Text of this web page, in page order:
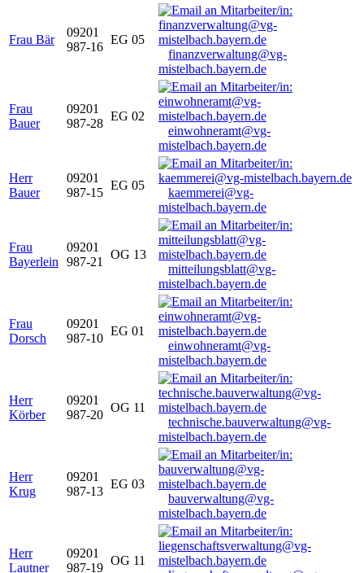
Frau Bär
09201
987-16
EG 05
finanzverwaltung@vg-
mistelbach.bayern.de
Frau
Bauer
09201
987-28
EG 02
einwohneramt@vg-
mistelbach.bayern.de
Herr
Bauer
09201
987-15
EG 05
kaemmerei@vg-
mistelbach.bayern.de
Frau
Bayerlein
09201
987-21
OG 13
mitteilungsblatt@vg-
mistelbach.bayern.de
Frau
Dorsch
09201
987-10
EG 01
einwohneramt@vg-
mistelbach.bayern.de
Herr
Körber
09201
987-20
OG 11
technische.bauverwaltung@vg-
mistelbach.bayern.de
Herr
Krug
09201
987-13
EG 03
bauverwaltung@vg-
mistelbach.bayern.de
Herr
Lautner
09201
987-19
OG 11